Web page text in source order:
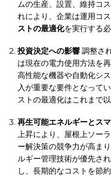
ムの生産、設置、維持コ
れにより、企業は運用コ
ストの最適化を実行する
投資決定への影響調整さ
は現在の電力使用方法を
高性能な機器や自動化シ
入が重要な要件となって
ストの最適化はこれまで以
再生可能エネルギーとス
上昇により、屋根上ソー
ー解決策の競争力が高ま
ルギー管理技術が優先さ
し、長期的なコストを節約